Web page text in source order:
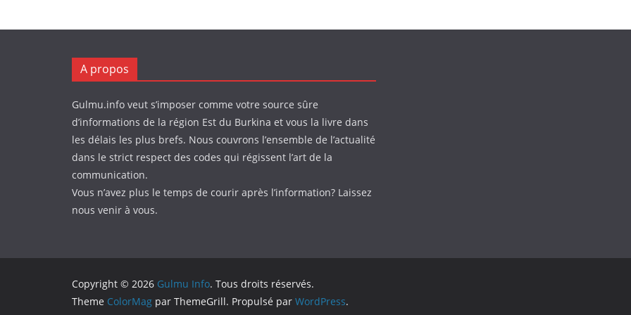
A propos
Gulmu.info veut s’imposer comme votre source sûre
d’informations de la région Est du Burkina et vous la livre dans
les délais les plus brefs. Nous couvrons l’ensemble de l’actualité
dans le strict respect des codes qui régissent l’art de la
communication.
Vous n’avez plus le temps de courir après l’information? Laissez
nous venir à vous.
Copyright © 2026 Gulmu Info. Tous droits réservés.
Theme ColorMag par ThemeGrill. Propulsé par WordPress.